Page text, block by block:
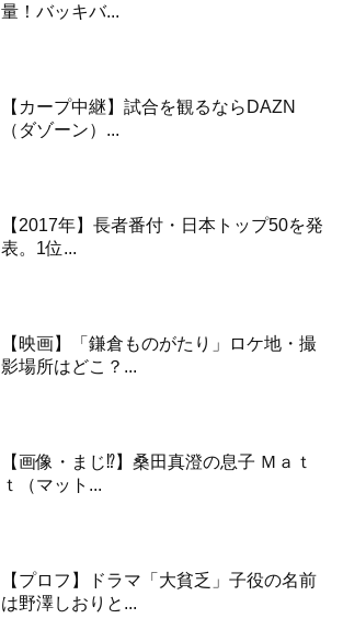
量！バッキバ...
【カープ中継】試合を観るならDAZN
（ダゾーン）...
【2017年】長者番付・日本トップ50を発
表。1位...
【映画】「鎌倉ものがたり」ロケ地・撮
影場所はどこ？...
【画像・まじ⁉︎】桑田真澄の息子 Ｍａｔ
ｔ（マット...
【プロフ】ドラマ「大貧乏」子役の名前
は野澤しおりと...